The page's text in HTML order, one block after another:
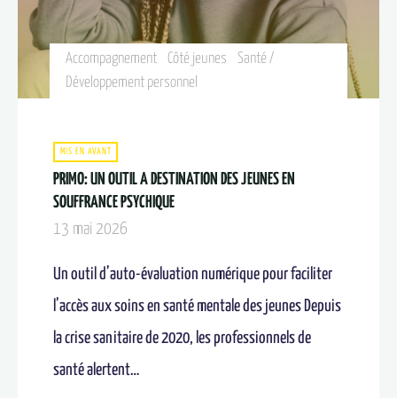
Accompagnement Côté jeunes
Santé /
Développement personnel
MIS EN AVANT
PRIMO: UN OUTIL A DESTINATION DES JEUNES EN
SOUFFRANCE PSYCHIQUE
13 mai 2026
Un outil d’auto-évaluation numérique pour faciliter
l’accès aux soins en santé mentale des jeunes Depuis
la crise sanitaire de 2020, les professionnels de
santé alertent…